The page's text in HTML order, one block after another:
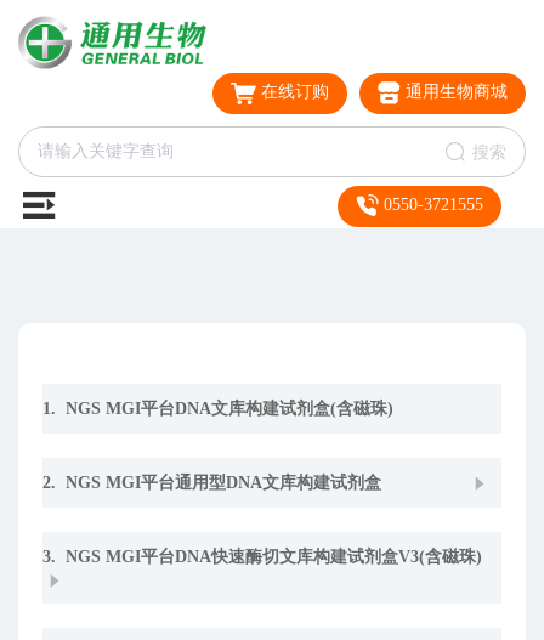
在线订购 通用生物商城
搜索
0550-3721555
1. NGS MGI平台DNA文库构建试剂盒(含磁珠)
2. NGS MGI平台通用型DNA文库构建试剂盒
3. NGS MGI平台DNA快速酶切文库构建试剂盒V3(含磁珠)